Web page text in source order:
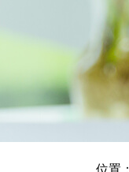
位置：